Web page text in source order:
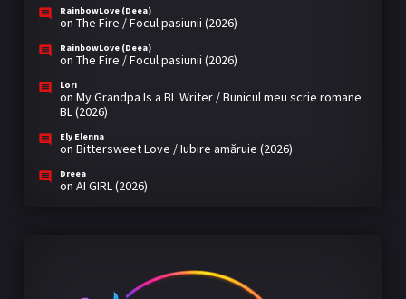
RainbowLove (Deea)
on The Fire / Focul pasiunii (2026)
RainbowLove (Deea)
on The Fire / Focul pasiunii (2026)
Lori
on My Grandpa Is a BL Writer / Bunicul meu scrie romane
BL (2026)
Ely Elenna
on Bittersweet Love / Iubire amăruie (2026)
Dreea
on AI GIRL (2026)